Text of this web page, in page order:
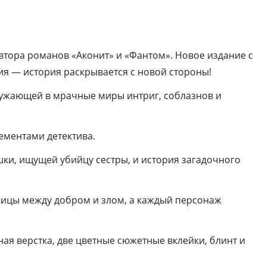
романов «Аконит» и «Фантом». Новое издание с
— история раскрывается с новой стороны!
в мрачные миры интриг, соблазнов и
детектива.
ищущей убийцу сестры, и история загадочного
между добром и злом, а каждый персонаж
верстка, две цветные сюжетные вклейки, блинт и